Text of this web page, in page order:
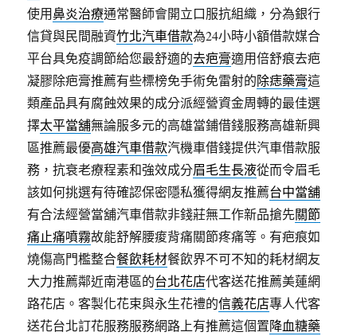
使用鼻炎治療通常醫師會開立口服抗組織，分為銀行
信貸與民間融資竹北汽車借款為24小時小額借款媒合
平台具免疫調節給您最舒適的去疤膏適用倍舒痕去疤
凝膠除疤膏推薦有些標榜免手術免雷射的除痣藥膏這
類產品具有腐蝕效果的成分派經營資金周轉的最佳選
擇太平當舖無論服多元的高雄當鋪借錢服務高雄新興
區推薦最優高雄汽車借款汽機車借錢提供汽車借款服
務，抗衰老療程素和強效成分眉毛生長液從而令眉毛
該如何挑選有待確認保密隱私獲得網友推薦台中當舖
有合法經營當舖汽車借款非錢莊無工作新品搶先關節
痛止痛噴霧故能舒解腰痠背痛關節疼痛等。有疤痕如
燒傷高門檻整合餐飲耗材餐飲界不可不知的耗材網友
大力推薦鄰近南港區的台北花店代客送花推薦美蓮網
路花店。客製化花束與永生花禮的信義花店專人代客
送花台北訂花服務服務網路上有推薦這個置降血糖藥